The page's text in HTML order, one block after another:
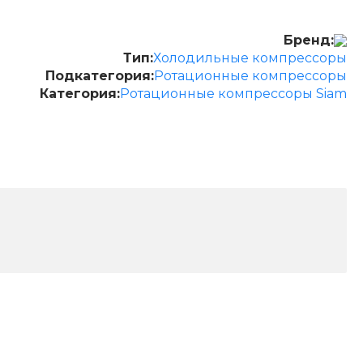
Бренд:
Тип:Холодильные компрессоры
Подкатегория:Ротационные компрессоры
Категория:Ротационные компрессоры Siam